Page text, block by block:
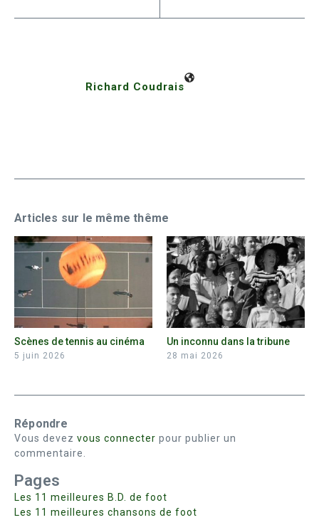
Richard Coudrais
Articles sur le même thême
Scènes de tennis au cinéma
5 juin 2026
Un inconnu dans la tribune
28 mai 2026
Répondre
Vous devez vous connecter pour publier un
commentaire.
Pages
Les 11 meilleures B.D. de foot
Les 11 meilleures chansons de foot